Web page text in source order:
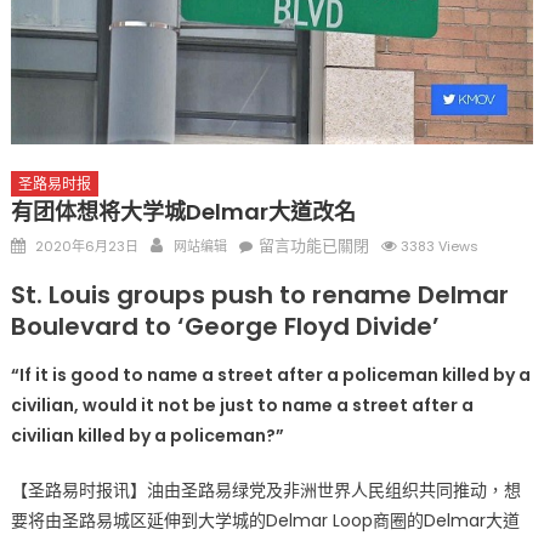
筝声与琴韵交汇：刘励(Li Statler)与钢琴家Darek演绎一场古筝
与钢琴的精彩对话
圣路易时报
有团体想将大学城Delmar大道改名
Posted
2020年6月23日 Author
网站编辑
在
团
体
将
大
学
Delmar
大
留言功能已關閉 3383 Views
St. Louis groups push to rename Delmar
Boulevard to ‘George Floyd Divide’
“If it is good to name a street after a policeman killed by a
civilian, would it not be just to name a street after a
civilian killed by a policeman?”
【圣路易时报讯】油由圣路易绿党及非洲世界人民组织共同推动，想
要将由圣路易城区延伸到大学城的Delmar Loop商圈的Delmar大道